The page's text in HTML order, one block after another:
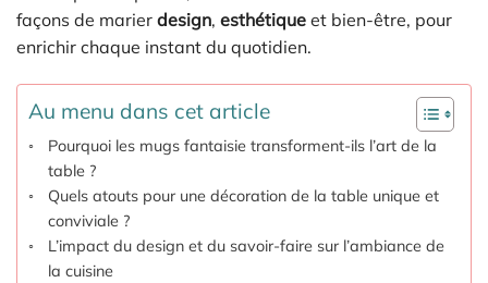
façons de marier design, esthétique et bien-être, pour
enrichir chaque instant du quotidien.
Au menu dans cet article
Pourquoi les mugs fantaisie transforment-ils l’art de la
table ?
Quels atouts pour une décoration de la table unique et
conviviale ?
L’impact du design et du savoir-faire sur l’ambiance de
la cuisine